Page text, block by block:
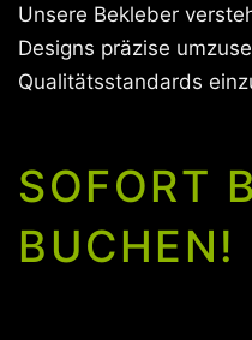
Unsere Bekleber
Designs präzise
Qualitätsstandards
SOFORT
BUCHEN!